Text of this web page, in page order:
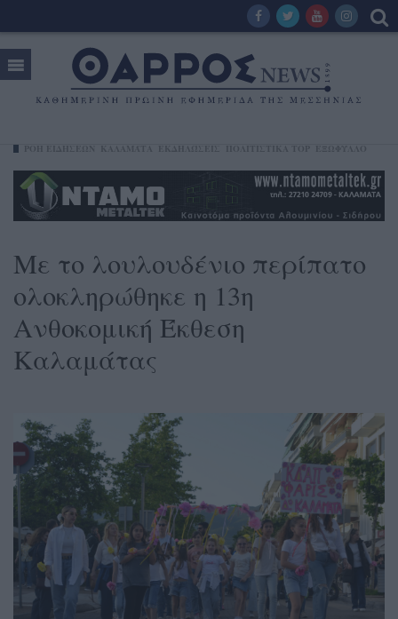
Με το λουλουδένιο περίπατο
ολοκληρώθηκε η 13η
Ανθοκομική Έκθεση
Καλαμάτας